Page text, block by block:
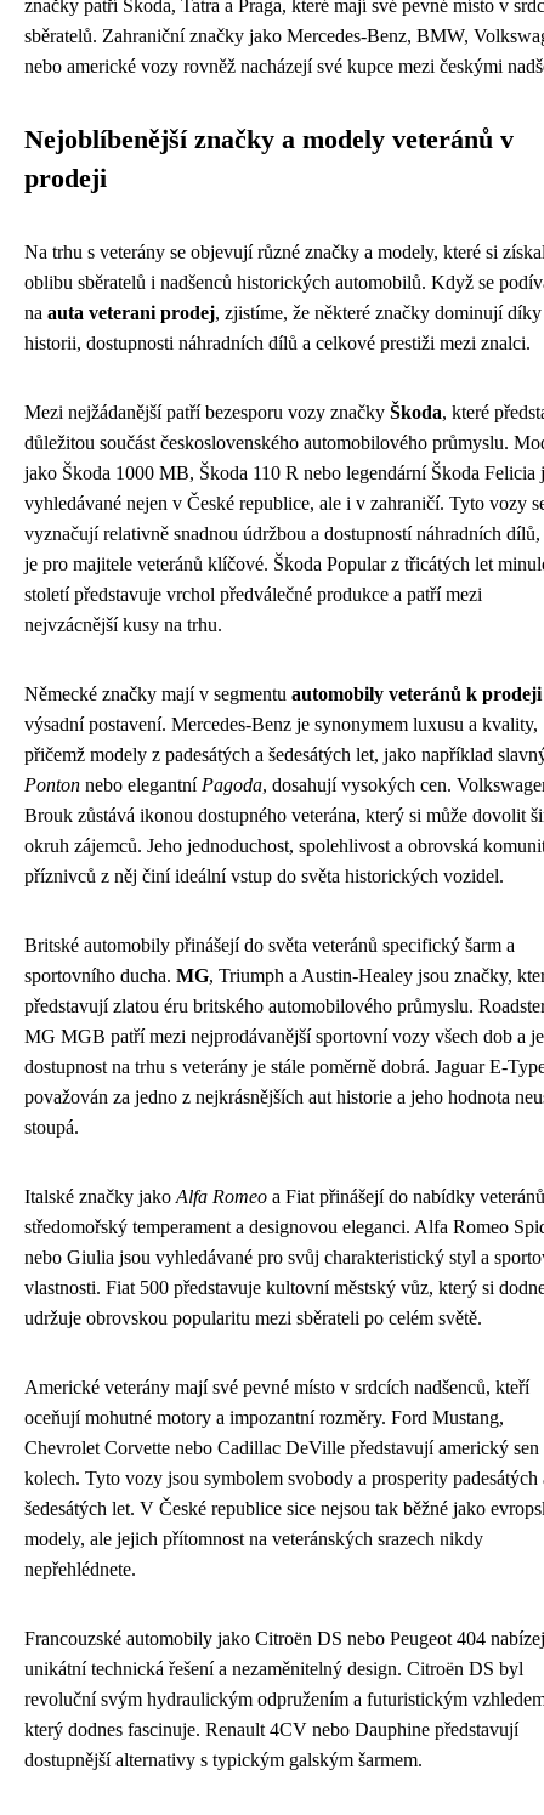
značky patří Škoda, Tatra a Praga, které mají své pevné místo v
sběratelů. Zahraniční značky jako Mercedes-Benz, BMW,
nebo americké vozy rovněž nacházejí své kupce mezi českými
Nejoblíbenější značky a modely veteránů v
prodeji
Na trhu s veterány se objevují různé značky a modely, které si
oblibu sběratelů i nadšenců historických automobilů. Když se
na auta veterani prodej, zjistíme, že některé značky dominují díky
historii, dostupnosti náhradních dílů a celkové prestiži mezi znalci.
Mezi nejžádanější patří bezesporu vozy značky Škoda, které
důležitou součást československého automobilového průmyslu.
jako Škoda 1000 MB, Škoda 110 R nebo legendární Škoda Felicia
vyhledávané nejen v České republice, ale i v zahraničí. Tyto vozy
vyznačují relativně snadnou údržbou a dostupností náhradních dílů,
je pro majitele veteránů klíčové. Škoda Popular z třicátých let
století představuje vrchol předválečné produkce a patří mezi
nejvzácnější kusy na trhu.
Německé značky mají v segmentu automobily veteránů k prodeji
výsadní postavení. Mercedes-Benz je synonymem luxusu a kvality,
přičemž modely z padesátých a šedesátých let, jako například
Ponton nebo elegantní Pagoda, dosahují vysokých cen.
Brouk zůstává ikonou dostupného veterána, který si může dovolit
okruh zájemců. Jeho jednoduchost, spolehlivost a obrovská
příznivců z něj činí ideální vstup do světa historických vozidel.
Britské automobily přinášejí do světa veteránů specifický šarm a
sportovního ducha. MG, Triumph a Austin-Healey jsou značky,
představují zlatou éru britského automobilového průmyslu.
MG MGB patří mezi nejprodávanější sportovní vozy všech dob a
dostupnost na trhu s veterány je stále poměrně dobrá. Jaguar E-
považován za jedno z nejkrásnějších aut historie a jeho hodnota
stoupá.
Italské značky jako Alfa Romeo a Fiat přinášejí do nabídky veteránů
středomořský temperament a designovou eleganci. Alfa Romeo
nebo Giulia jsou vyhledávané pro svůj charakteristický styl a
vlastnosti. Fiat 500 představuje kultovní městský vůz, který si
udržuje obrovskou popularitu mezi sběrateli po celém světě.
Americké veterány mají své pevné místo v srdcích nadšenců, kteří
oceňují mohutné motory a impozantní rozměry. Ford Mustang,
Chevrolet Corvette nebo Cadillac DeVille představují americký sen
kolech. Tyto vozy jsou symbolem svobody a prosperity padesátých
šedesátých let. V České republice sice nejsou tak běžné jako
modely, ale jejich přítomnost na veteránských srazech nikdy
nepřehlédnete.
Francouzské automobily jako Citroën DS nebo Peugeot 404
unikátní technická řešení a nezaměnitelný design. Citroën DS byl
revoluční svým hydraulickým odpružením a futuristickým
který dodnes fascinuje. Renault 4CV nebo Dauphine představují
dostupnější alternativy s typickým galským šarmem.